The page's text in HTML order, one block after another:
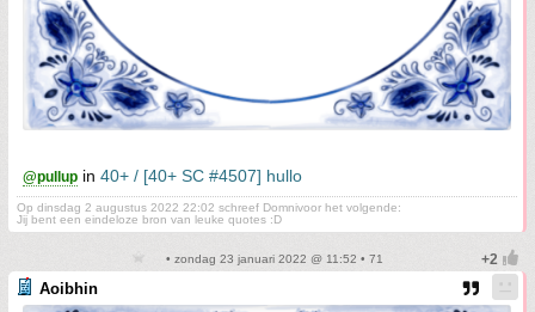
@pullup in 40+ / [40+ SC #4507] hullo
Op dinsdag 2 augustus 2022 22:02 schreef Domnivoor het volgende:
Jij bent een eindeloze bron van leuke quotes :D
• zondag 23 januari 2022 @ 11:52 • 71
Aoibhin